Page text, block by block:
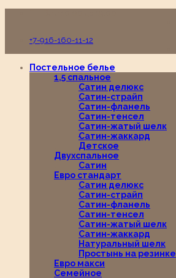
+7-916-160-11-12
Постельное белье
1,5 спальное
Сатин делюкс
Сатин-страйп
Сатин-фланель
Сатин-тенсел
Сатин-жатый шелк
Сатин-жаккард
Детское
Двухспальное
Сатин
Евро стандарт
Сатин делюкс
Сатин-страйп
Сатин-фланель
Сатин-тенсел
Сатин-жатый шелк
Сатин-жаккард
Натуральный шелк
Простынь на резинке
Евро макси
Семейное